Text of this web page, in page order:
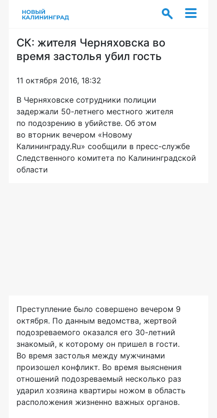
СК: жителя Черняховска во
время застолья убил гость
11 октября 2016, 18:32
В Черняховске сотрудники полиции
задержали 50-летнего местного жителя
по подозрению в убийстве. Об этом
во вторник вечером «Новому
Калининграду.Ru» сообщили в пресс-службе
Следственного комитета по Калининградской
области
Преступление было совершено вечером 9
октября. По данным ведомства, жертвой
подозреваемого оказался его 30-летний
знакомый, к которому он пришел в гости.
Во время застолья между мужчинами
произошел конфликт. Во время выяснения
отношений подозреваемый несколько раз
ударил хозяина квартиры ножом в область
расположения жизненно важных органов.